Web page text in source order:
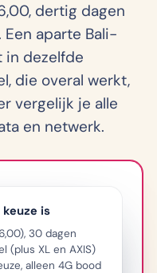
dertig dagen
Een aparte Bali-
in dezelfde
die overal werkt,
vergelijk je alle
en netwerk.
is
30 dagen
(plus XL en AXIS)
alleen 4G bood